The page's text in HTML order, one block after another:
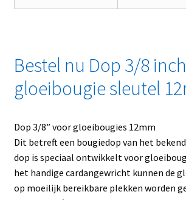
Bestel nu Dop 3/8 inch
gloeibougie sleutel
Dop 3/8” voor gloeibougies 12mm
Dit betreft een bougiedop van het
dop is speciaal ontwikkelt voor
het handige cardangewricht kunnen de
op moeilijk bereikbare plekken worden